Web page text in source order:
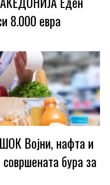
8.000 евра
Војни, нафта и
бура за